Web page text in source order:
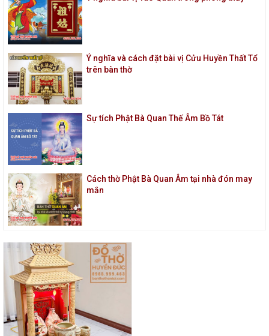
Ý nghĩa và cách đặt bài vị Cửu Huyền Thất Tổ
trên bàn thờ
Sự tích Phật Bà Quan Thế Âm Bồ Tát
Cách thờ Phật Bà Quan Âm tại nhà đón may
mắn